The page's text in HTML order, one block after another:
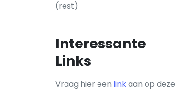
(rest)
Interessante
Links
Vraag hier een linkaan op deze